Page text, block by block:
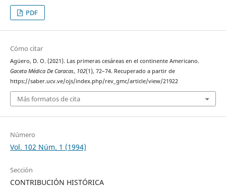
PDF
Cómo citar
Agüero, D. O. (2021). Las primeras cesáreas en el continente Americano.
Gaceta Médica De Caracas, 102(1), 72–74. Recuperado a partir de
https://saber.ucv.ve/ojs/index.php/rev_gmc/article/view/21922
Más formatos de cita
Número
Vol. 102 Núm. 1 (1994)
Sección
CONTRIBUCIÓN HISTÓRICA